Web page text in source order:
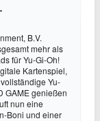
B.V.
mehr als
für Yu-Gi-Oh!
Kartenspiel,
Yu-
GAME genießen
nun eine
Boni und einer